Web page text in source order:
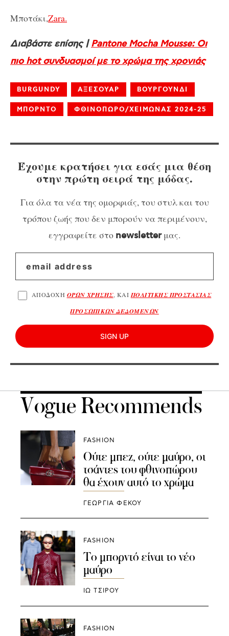
Μποτάκι,Zara.
Διαβάστε επίσης |Pantone Mocha Mousse: Οι
πιο hot συνδυασμοί με το χρώμα της χρονιάς
BURGUNDY ΑΞΕΣΟΥΑΡ ΒΟΥΡΓΟΥΝΔΙ
ΜΠΟΡΝΤΟ ΦΘΙΝΟΠΩΡΟ/ΧΕΙΜΩΝΑΣ 2024-25
Έχουμε κρατήσει για εσάς μια θέση
στην πρώτη σειρά της μόδας.
Για όλα τα νέα της ομορφιάς, του στυλ και του
τρόπου ζωής που δεν μπορούν να περιμένουν,
εγγραφείτε στο newsletterμας.
ΑΠΟΔΟΧΗ ΟΡΩΝ ΧΡΗΣΗΣ, ΚΑΙ ΠΟΛΙΤΙΚΗΣ ΠΡΟΣΤΑΣΙΑΣ
ΠΡΟΣΩΠΙΚΩΝ ΔΕΔΟΜΕΝΩΝ
SIGN UP
Vogue Recommends
FASHION
Ούτε μπεζ, ούτε μαύρο, οι
τσάντες του φθινοπώρου
θα έχουν αυτό το χρώμα
ΓΕΩΡΓΙΑ ΦΕΚΟΥ
FASHION
Το μπορντό είναι το νέο
μαύρο
ΙΩ ΤΣΙΡΟΥ
FASHION